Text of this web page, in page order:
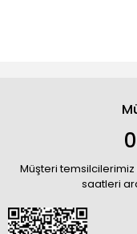
Müşteri temsilcilerimiz
saatleri